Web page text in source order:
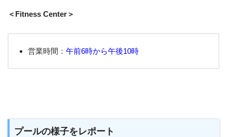
＜Fitness Center＞
営業時間： 午前6時から午後10時
プールの様子をレポート